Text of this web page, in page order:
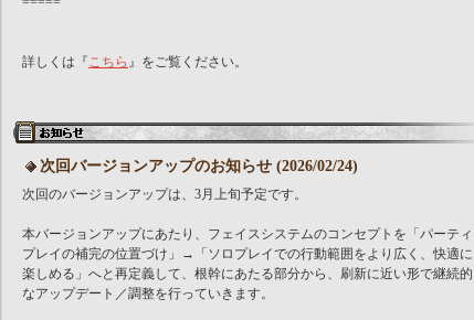
詳しくは『こちら 』をご覧ください。
次回バージョンアップのお知らせ (2026/02/24)
次回のバージョンアップは、3月上旬予定です。
本バージョンアップにあたり、フェイスシステムのコンセプトを「パーティ
プレイの補完の位置づけ」→「ソロプレイでの行動範囲をより広く、快適に
楽しめる」へと再定義して、根幹にあたる部分から、刷新に近い形で継続的
なアップデート／調整を行っていきます。